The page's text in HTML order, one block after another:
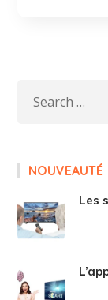
NOUVEAUTÉ
Les